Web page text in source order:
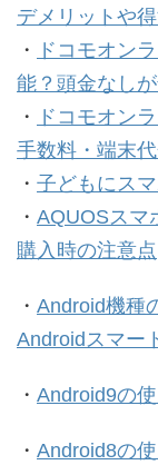
デメリットや
・
ドコモオン
能？頭金なしが
・
ドコモオン
手数料・端末
・ 子どもにス
・ AQUOSスマ
購入時の注意点
・ Android機種
Androidスマー
・ Android9の
・ Android8の